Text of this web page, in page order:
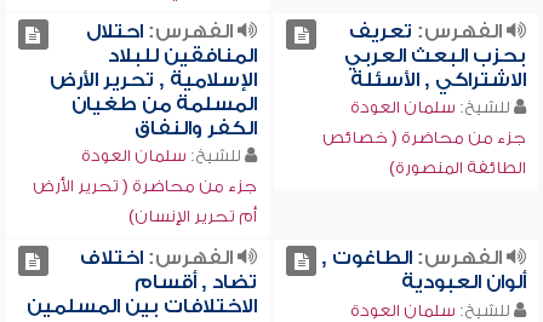
الفهرس: تعريف
بحزب البعث العربي
الاشتراكي , الأسئلة
للشيخ: سلمان العودة
جزء من محاضرة ( خصائص
الطائفة المنصورة)
الفهرس:احتلال
المنافقين للبلاد
الإسلامية , تحرير الأرض
المسلمة من طغيان
الكفر والنفاق
للشيخ: سلمان العودة
جزء من محاضرة ( تحرير الأرض
أم تحرير الإنسان)
الفهرس:الطاغوت ,
ألوان العبودية
للشيخ: سلمان العودة
الفهرس:اختلاف
تضاد , أقسام
الاختلافات بين المسلمين